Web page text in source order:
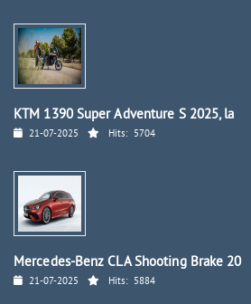
KTM 1390 Super Adventure S 2025, la
21-07-2025 Hits: 5704
Mercedes-Benz CLA Shooting Brake 20
21-07-2025 Hits: 5884